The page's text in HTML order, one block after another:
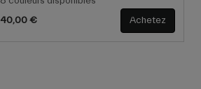
40,00 €
Achetez